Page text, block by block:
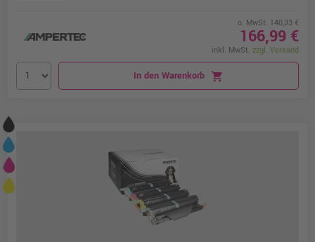
o. MwSt. 140,33 €
166,99 €
inkl. MwSt. zzgl. Versand
In den Warenkorb shopping_cart